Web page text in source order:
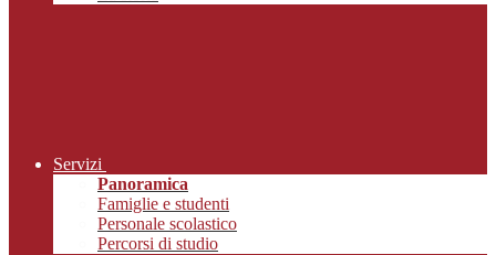
Servizi
Panoramica
Famiglie e studenti
Personale scolastico
Percorsi di studio